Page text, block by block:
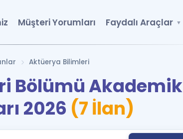
Müşteri Yorumları Faydalı Araçlar
Aktüerya Bilimleri
Bölümü Akademik
2026 (7 İlan)